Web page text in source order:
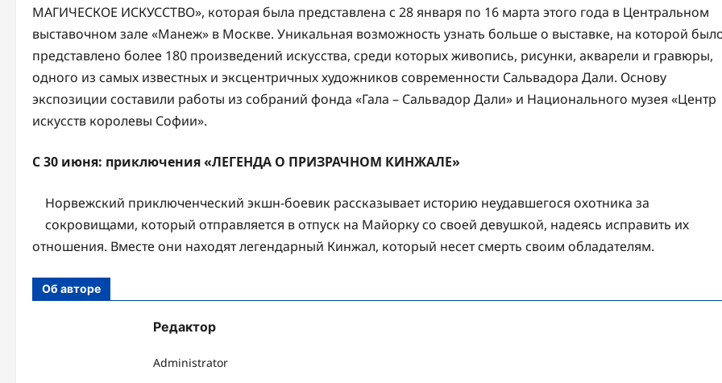
МАГИЧЕСКОЕ ИСКУССТВО», которая была представлена с 28 января по 16 марта этого года в Центральном
выставочном зале «Манеж» в Москве. Уникальная возможность узнать больше о выставке, на которой
представлено более 180 произведений искусства, среди которых живопись, рисунки, акварели и гравюры,
одного из самых известных и эксцентричных художников современности Сальвадора Дали. Основу
экспозиции составили работы из собраний фонда «Гала – Сальвадор Дали» и Национального музея «Центр
искусств королевы Софии».
С 30 июня: приключения«ЛЕГЕНДА О ПРИЗРАЧНОМ КИНЖАЛЕ»
Норвежский приключенческий экшн-боевик рассказывает историю неудавшегося охотника за
сокровищами, который отправляется в отпуск на Майорку со своей девушкой, надеясь исправить их
отношения. Вместе они находят легендарный Кинжал, который несет смерть своим обладателям.
Об авторе
Редактор
Administrator